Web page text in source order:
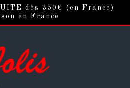
dès 350€ (en France)
en France